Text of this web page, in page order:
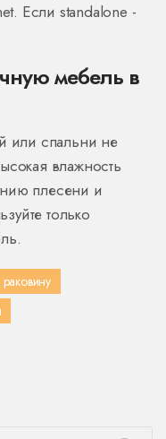
Если standalone -
мебель в
или спальни не
влажность
плесени и
только